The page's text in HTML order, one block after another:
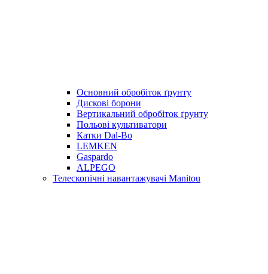
Основний обробіток ґрунту
Дискові борони
Вертикальний обробіток ґрунту
Польові культиватори
Катки Dal-Bo
LEMKEN
Gaspardo
ALPEGO
Телескопічні навантажувачі Manitou